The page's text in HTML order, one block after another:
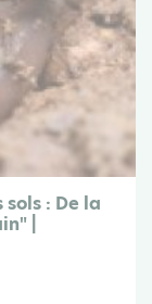
: De la
|